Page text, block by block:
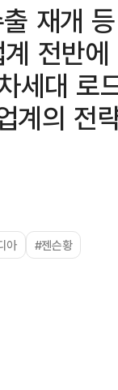
재개
전반
세대 로
계의 전
아 #젠슨황